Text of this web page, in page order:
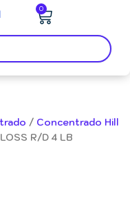
0
Carrito
/ Concentrado Hill
R/D 4 LB